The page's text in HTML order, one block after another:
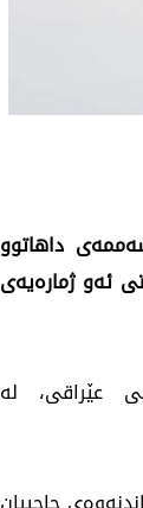
داهاتوو
ئه‌و ژماره‌یه‌ی
عێراقی، له‌